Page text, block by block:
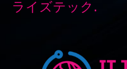
ライズテック.